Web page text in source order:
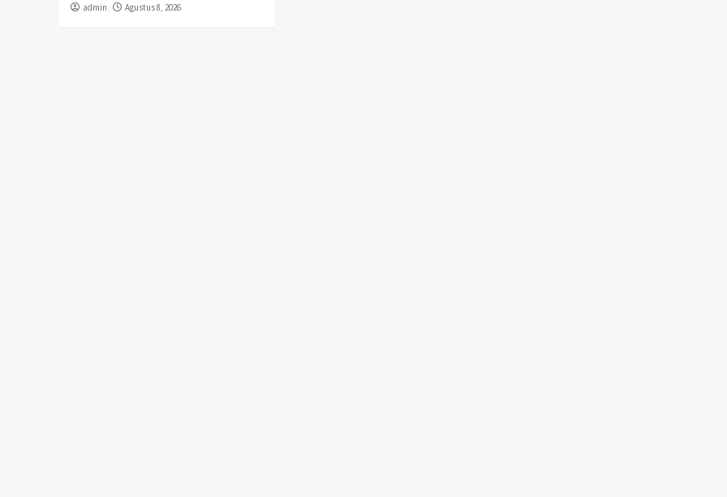
admin Agustus 8, 2026